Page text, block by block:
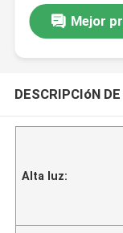
Mejor
DESCRIPCIóN
Alta luz: